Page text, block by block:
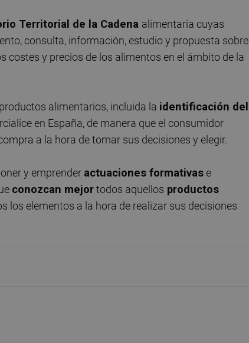
Territorial de la Cadena alimentaria cuyas
consulta, información, estudio y propuesta sobre
costes y precios de los alimentos en el ámbito de la
alimentarios, incluida la identificación del
en España, de manera que el consumidor
a la hora de tomar sus decisiones y elegir.
y emprender actuaciones formativas e
conozcan mejortodos aquellos productos
los elementos a la hora de realizar sus decisiones